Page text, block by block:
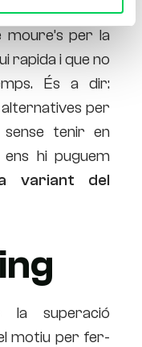
bé això. ElFree
per la
rapida i que no
És a dir:
per
tenir en
hi puguem
variant del
la superació
motiu per fer-